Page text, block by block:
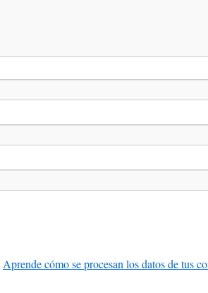
Aprende cómo se procesan los datos de tus